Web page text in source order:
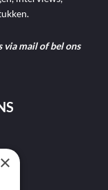
via mail of bel ons
×